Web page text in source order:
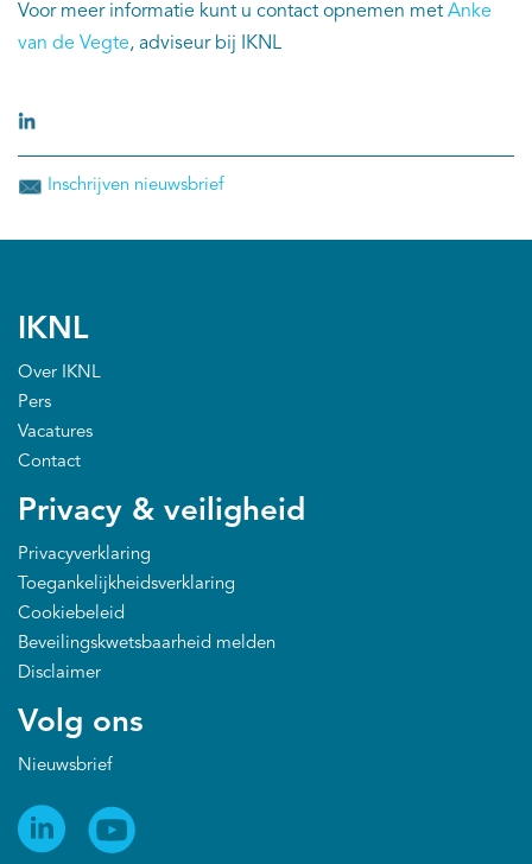
Voor meer informatie kunt u contact opnemen met Anke
van de Vegte, adviseur bij IKNL
Inschrijven nieuwsbrief
IKNL
Over IKNL
Pers
Vacatures
Contact
Privacy & veiligheid
Privacyverklaring
Toegankelijkheidsverklaring
Cookiebeleid
Beveilingskwetsbaarheid melden
Disclaimer
Volg ons
Nieuwsbrief